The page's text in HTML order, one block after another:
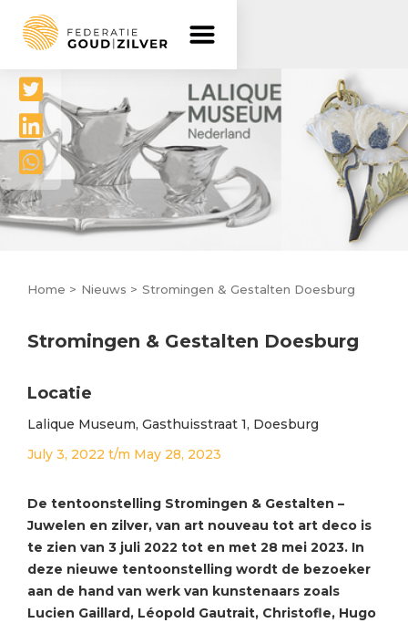
Delen




Home > Nieuws > Stromingen & Gestalten Doesburg
Stromingen & Gestalten Doesburg
Locatie
Lalique Museum, Gasthuisstraat 1, Doesburg
July 3, 2022 t/m May 28, 2023
De tentoonstelling Stromingen & Gestalten –
Juwelen en zilver, van art nouveau tot art deco is
te zien van 3 juli 2022 tot en met 28 mei 2023. In
deze nieuwe tentoonstelling wordt de bezoeker
aan de hand van werk van kunstenaars zoals
Lucien Gaillard, Léopold Gautrait, Christofle, Hugo